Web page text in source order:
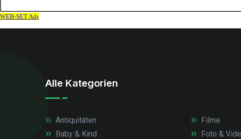
Alle Kategorien
Antiquitäten
Baby & Kind
Filme
Foto &